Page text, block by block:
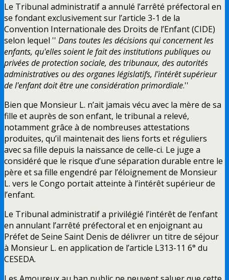
Le Tribunal administratif a annulé l’arrêté préfectoral en
se fondant exclusivement sur l’article 3-1 de la
Convention Internationale des Droits de l’Enfant (CIDE)
selon lequel '' Dans toutes les décisions qui concernent les
enfants, qu'elles soient le fait des institutions publiques ou
privées de protection sociale, des tribunaux, des autorités
administratives ou des organes législatifs, l'intérêt supérieur
de l'enfant doit être une considération primordiale.''
Bien que Monsieur L. n’ait jamais vécu avec la mère de sa
fille et auprès de son enfant, le tribunal a relevé,
notamment grâce à de nombreuses attestations
produites, qu’il maintenait des liens forts et réguliers
avec sa fille depuis la naissance de celle-ci. Le juge a
considéré que le risque d’une séparation durable entre le
père et sa fille engendré par l’éloignement de Monsieur
L. vers le Congo portait atteinte à l’intérêt supérieur de
l’enfant.
Le Tribunal administratif a privilégié l’intérêt de l’enfant
en annulant l’arrêté préfectoral et en enjoignant au
Préfet de Seine Saint Denis de délivrer un titre de séjour
à Monsieur L. en application de l’article L313-11 6° du
CESEDA.